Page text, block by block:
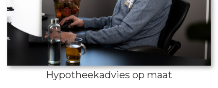
Hypotheekadvies op maat